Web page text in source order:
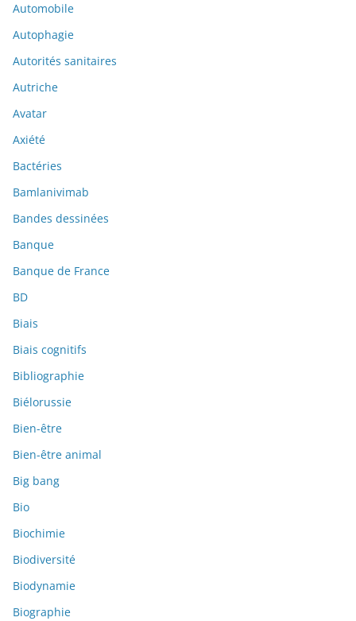
Automobile
Autophagie
Autorités sanitaires
Autriche
Avatar
Axiété
Bactéries
Bamlanivimab
Bandes dessinées
Banque
Banque de France
BD
Biais
Biais cognitifs
Bibliographie
Biélorussie
Bien-être
Bien-être animal
Big bang
Bio
Biochimie
Biodiversité
Biodynamie
Biographie